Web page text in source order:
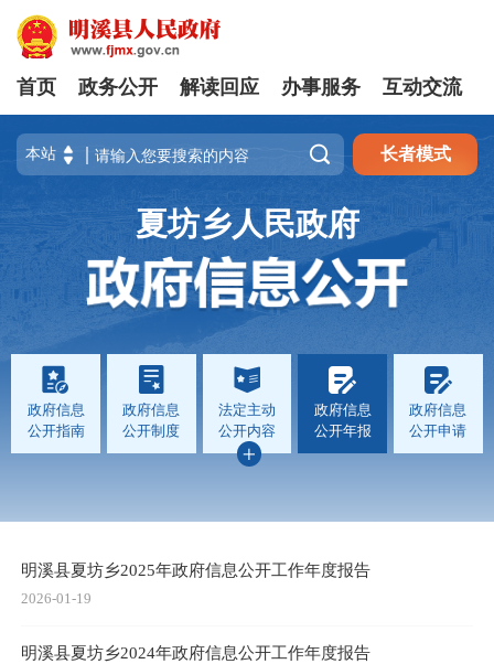
首页 政务公开 解读回应 办事服务 互动交流
 长者模式
夏坊乡人民政府
政府信息
公开指南
政府信息
公开制度
法定主动
公开内容
政府信息
公开年报
政府信息
公开申请
明溪县夏坊乡2025年政府信息公开工作年度报告
2026-01-19
明溪县夏坊乡2024年政府信息公开工作年度报告